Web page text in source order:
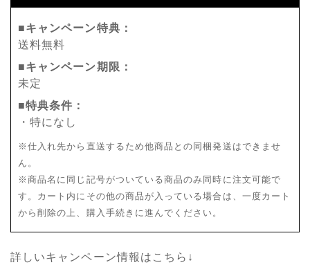
■キャンペーン特典：
送料無料
■キャンペーン期限：
未定
■特典条件：
・特になし
※仕入れ先から直送するため他商品との同梱発送はできませ
ん。
※商品名に同じ記号がついている商品のみ同時に注文可能で
す。カート内にその他の商品が入っている場合は、一度カート
から削除の上、購入手続きに進んでください。
詳しいキャンペーン情報はこちら↓